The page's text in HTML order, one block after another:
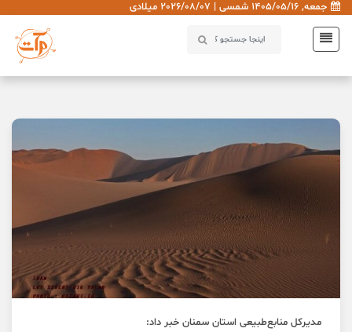
جمعه, 1405/05/16 شمسی | 2026/08/07 میلادی
مدیرکل منابع‌طبیعی استان سمنان خبر داد: